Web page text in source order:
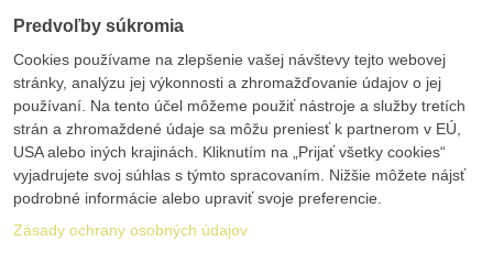
Predvoľby súkromia
Cookies používame na zlepšenie vašej návštevy tejto webovej
stránky, analýzu jej výkonnosti a zhromažďovanie údajov o jej
používaní. Na tento účel môžeme použiť nástroje a služby tretích
strán a zhromaždené údaje sa môžu preniesť k partnerom v EÚ,
USA alebo iných krajinách. Kliknutím na „Prijať všetky cookies“
vyjadrujete svoj súhlas s týmto spracovaním. Nižšie môžete nájsť
podrobné informácie alebo upraviť svoje preferencie.
Zásady ochrany osobných údajov